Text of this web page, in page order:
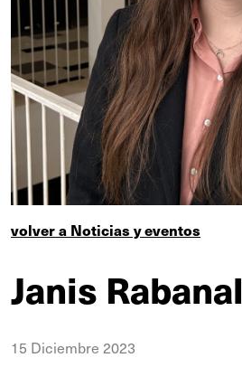
volver a Noticias y eventos
Janis Rabanal
15 Diciembre 2023